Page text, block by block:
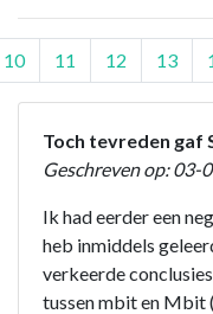
10 11 12 13
Toch tevreden gaf
Geschreven op: 03-
Ik had eerder een
heb inmiddels
verkeerde
tussen mbit en Mbit